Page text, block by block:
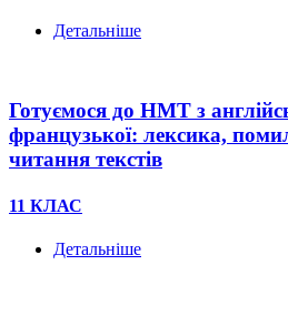
Детальніше
Готуємося до НМТ з
французької: лексика,
читання текстів
11 КЛАС
Детальніше